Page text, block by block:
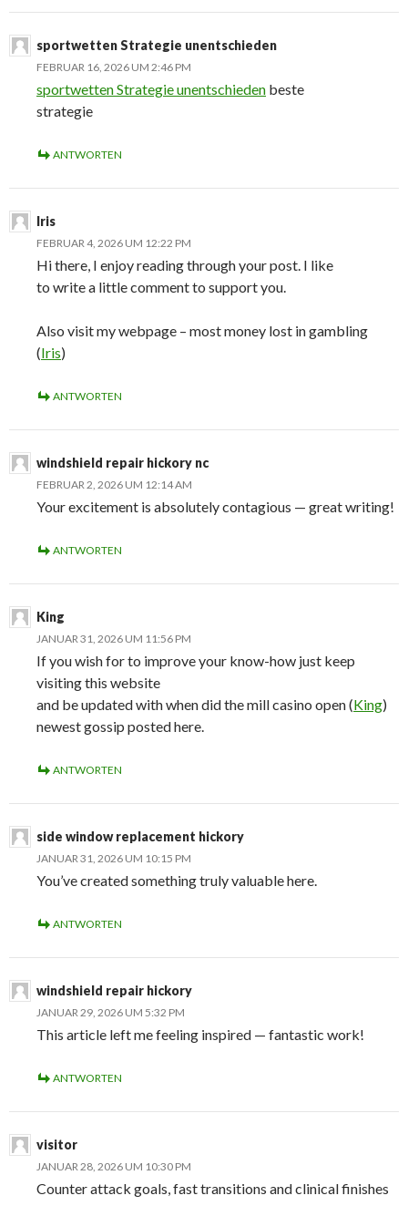
sportwetten Strategie unentschieden
FEBRUAR 16, 2026 UM 2:46 PM
sportwetten Strategie unentschieden beste
strategie
ANTWORTEN
Iris
FEBRUAR 4, 2026 UM 12:22 PM
Hi there, I enjoy reading through your post. I like
to write a little comment to support you.
Also visit my webpage – most money lost in gambling
(Iris)
ANTWORTEN
windshield repair hickory nc
FEBRUAR 2, 2026 UM 12:14 AM
Your excitement is absolutely contagious — great writing!
ANTWORTEN
King
JANUAR 31, 2026 UM 11:56 PM
If you wish for to improve your know-how just keep
visiting this website
and be updated with when did the mill casino open (King)
newest gossip posted here.
ANTWORTEN
side window replacement hickory
JANUAR 31, 2026 UM 10:15 PM
You’ve created something truly valuable here.
ANTWORTEN
windshield repair hickory
JANUAR 29, 2026 UM 5:32 PM
This article left me feeling inspired — fantastic work!
ANTWORTEN
visitor
JANUAR 28, 2026 UM 10:30 PM
Counter attack goals, fast transitions and clinical finishes